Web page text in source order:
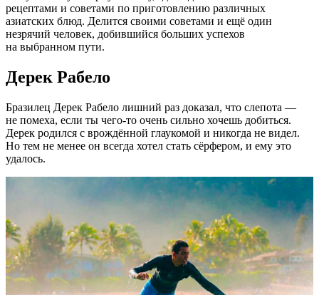
рецептами и советами по приготовлению различных
азиатских блюд. Делится своими советами и ещё один
незрячий человек, добившийся больших успехов
на выбранном пути.
Дерек Рабело
Бразилец Дерек Рабело лишний раз доказал, что слепота —
не помеха, если ты чего-то очень сильно хочешь добиться.
Дерек родился с врождённой глаукомой и никогда не видел.
Но тем не менее он всегда хотел стать сёрфером, и ему это
удалось.